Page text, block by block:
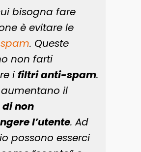
bisogna fare
è evitare le
. Queste
non farti
i filtri anti-spam.
il
non
l’utente. Ad
possono esserci